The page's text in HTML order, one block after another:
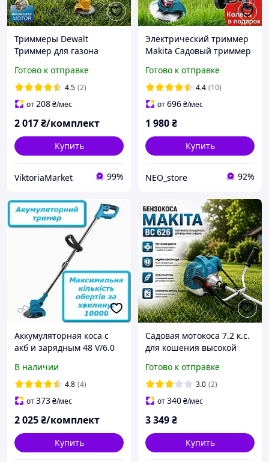
Триммеры Dewalt
Триммер для газона
триммер для работ в
саду) Тример ручной для
травы и кустов
(Триммеры для сада)
Готово к отправке
4.5 (2)
от208₴/мес
2 017₴/комплект
Купить
ViktoriaMarket 99%
Электрический триммер
Makita Садовый триммер
2акб 6Ah с насадками
10000 об/мин Косы
электрические
Готово к отправке
4.4 (10)
от696₴/мес
1 980₴
Купить
NEO_store 92%
Аккумуляторная коса с
акб и зарядным 48 V/6.0
аккумуляторный триммер
для растений
Аккумуляторный триммер
для дома
В наличии
4.8 (4)
от373₴/мес
2 025₴/комплект
Купить
Садовая мотокоса 7.2 к.с.
для кошения высокой
мотокоса Мощная
садовая бензокоса
Мотокоса для дома
Готово к отправке
3.0 (2)
от340₴/мес
3 349₴
Купить